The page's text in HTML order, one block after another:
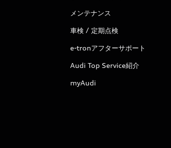
メンテナンス
車検 / 定期点検
e-tronアフターサポート
Audi Top Service紹介
myAudi